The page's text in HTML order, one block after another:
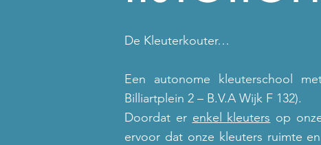
De Kleuterkouter…
Een autonome kleuterschool
Billiartplein 2 – B.V.A Wijk F 132).
Doordat er enkel kleuters op
ervoor dat onze kleuters ruimte